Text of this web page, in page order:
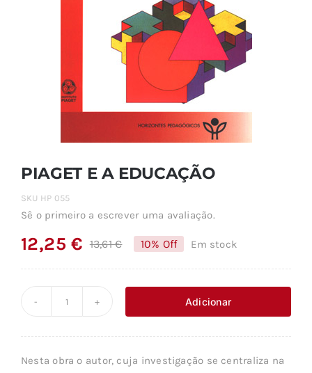
PIAGET E A EDUCAÇÃO
SKU HP 055
Sê o primeiro a escrever uma avaliação.
13,61€O
original
era:
12,25€
O
é:
10% Off Em stock
Adicionar
Nesta obra o autor, cuja investigação se centraliza na